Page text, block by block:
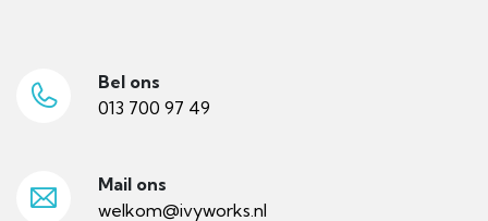
Bel ons
013 700 97 49
Mail ons
welkom@ivyworks.nl